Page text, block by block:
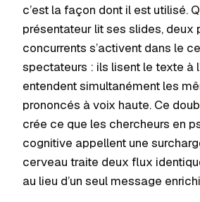
c’est la façon dont il est utilisé.
présentateur lit ses slides, deux
concurrents s’activent dans le
spectateurs : ils lisent le texte à
entendent simultanément les
prononcés à voix haute. Ce
crée ce que les chercheurs en
cognitive appellent une
cerveau traite deux flux
au lieu d’un seul message